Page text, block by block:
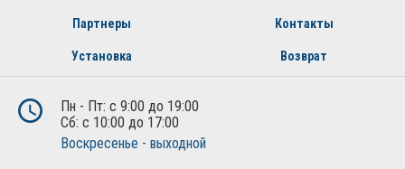
Партнеры Контакты
Установка Возврат
Пн - Пт: с 9:00 до 19:00
Сб: с 10:00 до 17:00
Воскресенье - выходной